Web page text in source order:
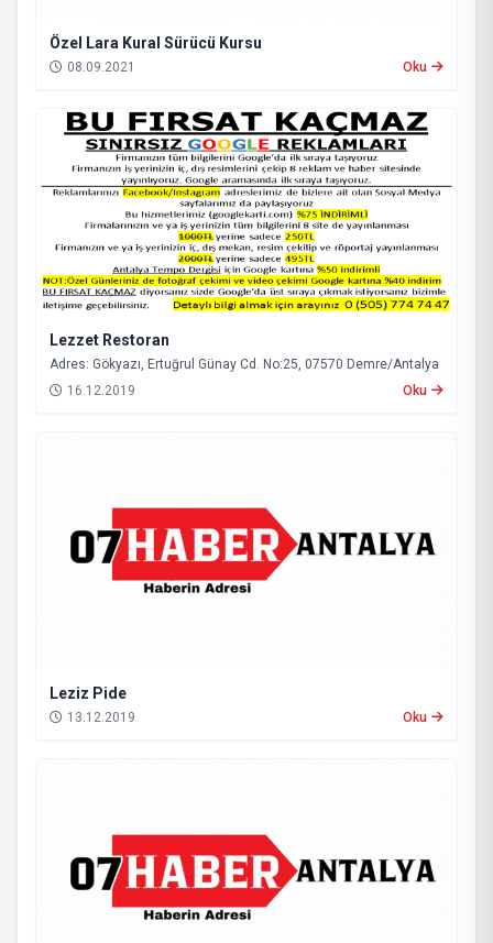
Özel Lara Kural Sürücü Kursu
08.09.2021 Oku
Lezzet Restoran
Adres: Gökyazı, Ertuğrul Günay Cd. No:25, 07570 Demre/Antalya
16.12.2019
Oku
Leziz Pide
13.12.2019 Oku